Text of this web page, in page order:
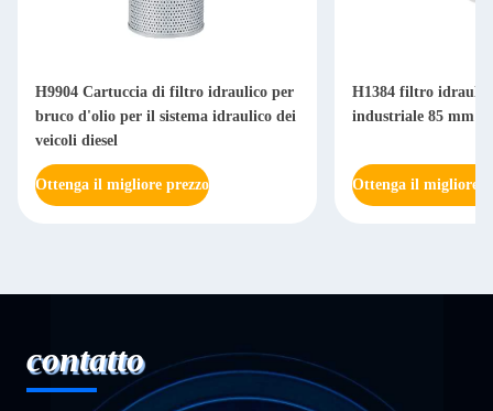
H9904 Cartuccia di filtro idraulico per
bruco d'olio per il sistema idraulico dei
veicoli diesel
Ottenga il migliore prezzo
H1384 filtro
industriale 85 mm
Ottenga il migliore
contatto